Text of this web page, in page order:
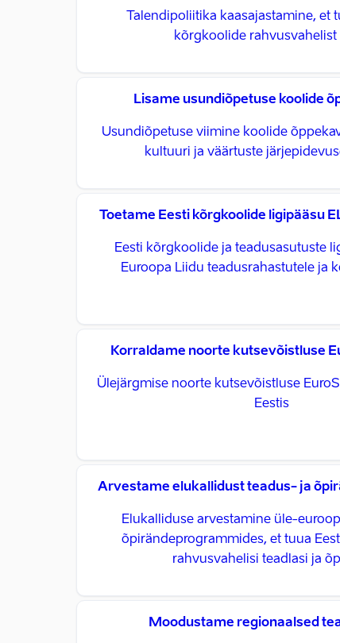
Talendipoliitika kaasajastamine, et
kõrgkoolide rahvusvahelist
Lisame usundiõpetuse koolide
Usundiõpetuse viimine koolide
kultuuri ja väärtuste
Toetame Eesti kõrgkoolide ligipääsu
Eesti kõrgkoolide ja teadusasutuste
Euroopa Liidu teadusrahastutele ja
Korraldame noorte kutsevõistluse
Ülejärgmise noorte kutsevõistluse
Eestis
Arvestame elukallidust teadus- ja
Elukalliduse arvestamine üle-
õpirändeprogrammides, et tuua
rahvusvahelisi teadlasi ja
Moodustame regionaalsed